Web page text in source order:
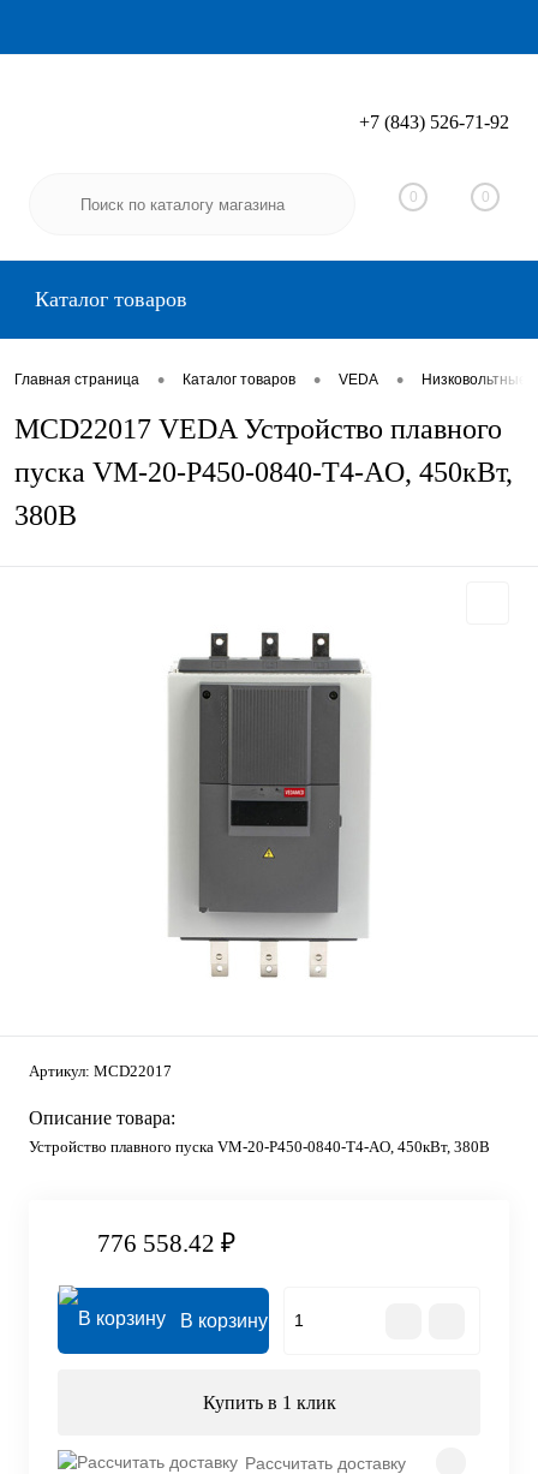
Вход Регистрация
+7 (843) 526-71-92
0 0
Каталог товаров
Главная страница • Каталог товаров • VEDA •
MCD22017 VEDA Устройство плавного
пуска VM-20-P450-0840-T4-AO, 450кВт,
380В
Артикул: MCD22017
Описание товара:
Устройство плавного пуска VM-20-P450-0840-T4-AO, 450кВт, 380В
776 558.42 ₽
В корзину
Купить в 1 клик
Рассчитать доставку